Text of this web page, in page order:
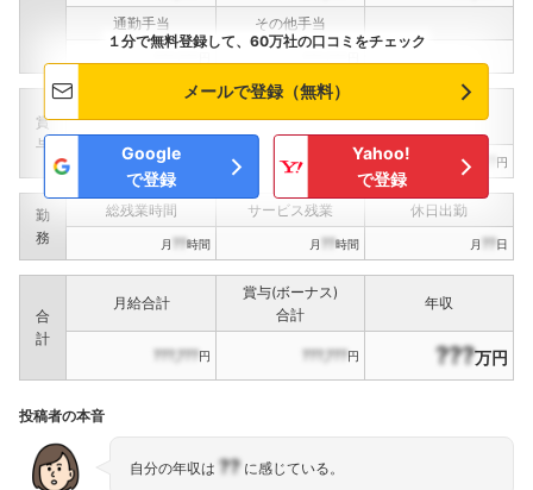
通勤手当
その他手当
賞
与
インセンティブ賞与
決算賞与
???,??? ???,??? 円 ???,??? 円
勤
務
総残業時間 サービス残業 休日出勤
月 ??時間 月 ??時間 月 ??日
合
計
月給合計
賞与(ボーナス)
合計
年収
???,???円 ???,???円 ???万円
１分で無料登録して、60万社の口コミをチェック
メールで登録（無料）
Google
で登録
Yahoo!
で登録
投稿者の本音
自分の年収は ??に感じている。